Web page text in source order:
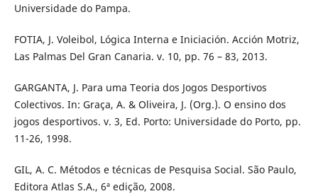
Universidade do Pampa.
FOTIA, J. Voleibol, Lógica Interna e Iniciación. Acción Motriz,
Las Palmas Del Gran Canaria. v. 10, pp. 76 – 83, 2013.
GARGANTA, J. Para uma Teoria dos Jogos Desportivos
Colectivos. In: Graça, A. & Oliveira, J. (Org.). O ensino dos
jogos desportivos. v. 3, Ed. Porto: Universidade do Porto, pp.
11-26, 1998.
GIL, A. C. Métodos e técnicas de Pesquisa Social. São Paulo,
Editora Atlas S.A., 6ª edição, 2008.